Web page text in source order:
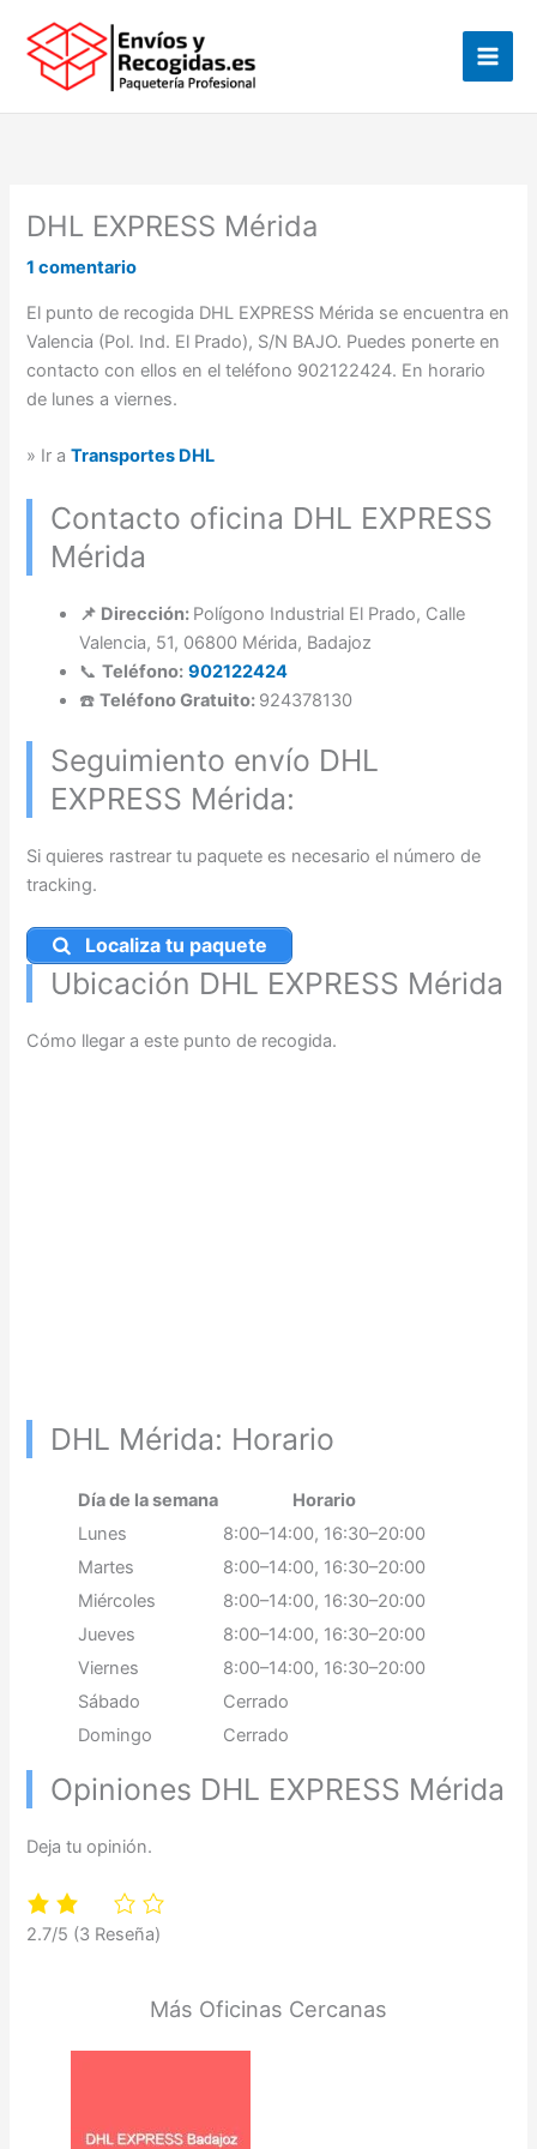
contenido
DHL EXPRESS Mérida
1 comentario
El punto de recogida DHL EXPRESS Mérida se encuentra en
Valencia (Pol. Ind. El Prado), S/N BAJO. Puedes ponerte en
contacto con ellos en el teléfono 902122424. En horario
de lunes a viernes.
» Ir aTransportes DHL
Contacto oficina DHL EXPRESS
Mérida
📌 Dirección: Polígono Industrial El Prado, Calle
Valencia, 51, 06800 Mérida, Badajoz
📞Teléfono: 902122424
☎️Teléfono Gratuito: 924378130
Seguimiento envío DHL
EXPRESS Mérida:
Si quieres rastrear tu paquete es necesario el número de
tracking.
Localiza tu paquete
Ubicación DHL EXPRESS Mérida
Cómo llegar a este punto de recogida.
DHL Mérida: Horario
Día de la semana
Horario
Lunes
8:00–14:00, 16:30–20:00
Martes
8:00–14:00, 16:30–20:00
Miércoles
8:00–14:00, 16:30–20:00
Jueves
8:00–14:00, 16:30–20:00
Viernes
8:00–14:00, 16:30–20:00
Sábado
Cerrado
Domingo
Cerrado
Opiniones DHL EXPRESS Mérida
Deja tu opinión.
2.7/5 (3 Reseña)
Más Oficinas Cercanas